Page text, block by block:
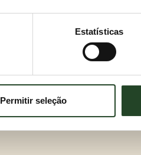
Estatísticas
Permitir seleção